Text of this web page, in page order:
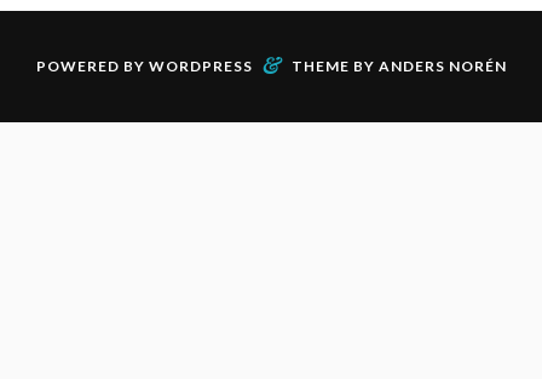
POWERED BY WORDPRESS & THEME BY ANDERS NORÉN